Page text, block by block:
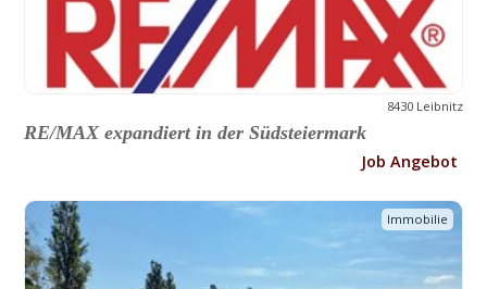
8430 Leibnitz
RE/MAX expandiert in der Südsteiermark
Job Angebot
Immobilie